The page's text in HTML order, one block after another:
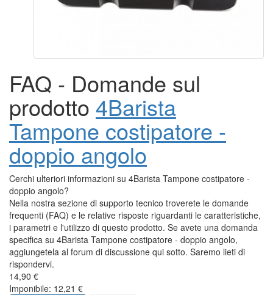
FAQ - Domande sul
prodotto 4Barista
Tampone costipatore -
doppio angolo
Cerchi ulteriori informazioni su 4Barista Tampone costipatore -
doppio angolo?
Nella nostra sezione di supporto tecnico troverete le domande
frequenti (FAQ) e le relative risposte riguardanti le caratteristiche,
i parametri e l'utilizzo di questo prodotto. Se avete una domanda
specifica su 4Barista Tampone costipatore - doppio angolo,
aggiungetela al forum di discussione qui sotto. Saremo lieti di
rispondervi.
14,90 €
Imponibile: 12,21 €